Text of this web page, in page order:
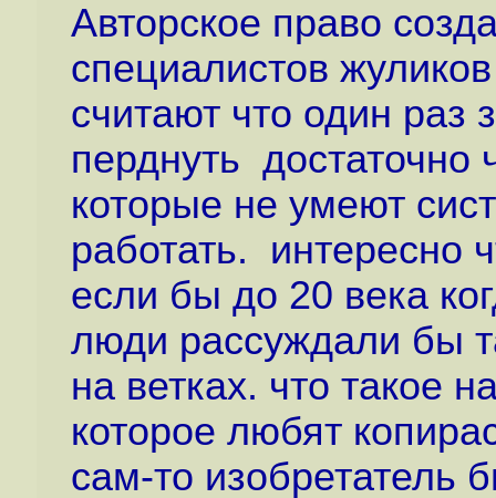
Авторское право
специалистов
считают что один раз
перднуть достаточно
которые не умеют
работать. интересно
если бы до 20 века
люди рассуждали бы
на ветках. что такое
которое любят
сам-то изобретатель